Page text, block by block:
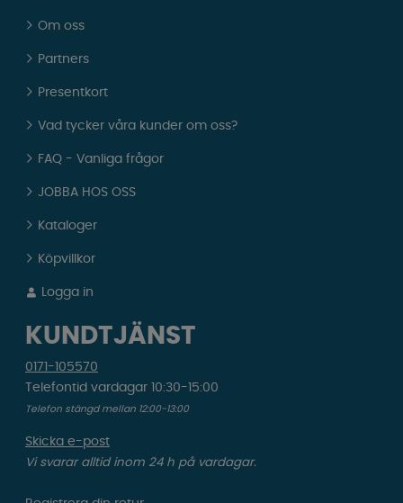
Om oss
Partners
Presentkort
Vad tycker våra kunder om oss?
FAQ - Vanliga frågor
JOBBA HOS OSS
Kataloger
Köpvillkor
Logga in
KUNDTJÄNST
0171-105570
Telefontid vardagar 10:30-15:00
Telefon stängd mellan 12:00-13:00
Skicka e-post
Vi svarar alltid inom 24 h på vardagar.